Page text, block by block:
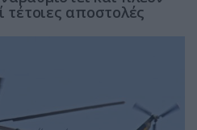
τέτοιες αποστολές